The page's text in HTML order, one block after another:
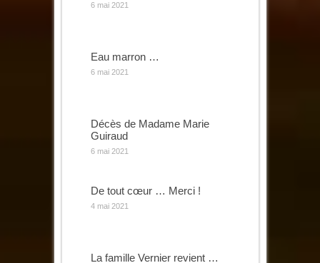
6 mai 2021
Eau marron …
6 mai 2021
Décès de Madame Marie
Guiraud
6 mai 2021
De tout cœur … Merci !
4 mai 2021
La famille Vernier revient …